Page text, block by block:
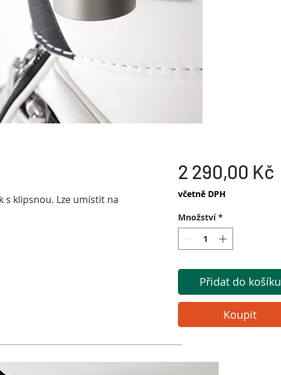
s klipsnou. Lze umístit na
2 290,00 Kč
včetně DPH
Množství *
Přidat do košíku
Koupit